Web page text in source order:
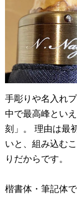
手彫りや名入れ
中で最高峰とい
刻」。 理由は最
いと、組み込む
りだからです。
楷書体・筆記体